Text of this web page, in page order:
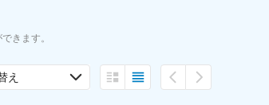
きます。
え